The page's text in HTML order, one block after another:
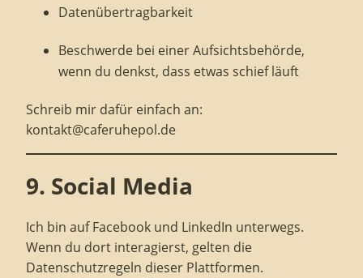
Datenübertragbarkeit
Beschwerde bei einer Aufsichtsbehörde,
wenn du denkst, dass etwas schief läuft
Schreib mir dafür einfach an:
kontakt@caferuhepol.de
9. Social Media
Ich bin auf Facebook und LinkedIn unterwegs.
Wenn du dort interagierst, gelten die
Datenschutzregeln dieser Plattformen.